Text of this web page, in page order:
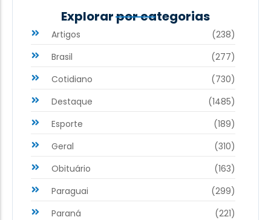
Explorar por categorias
Artigos
(238)
Brasil
(277)
Cotidiano
(730)
Destaque
(1485)
Esporte
(189)
Geral
(310)
Obituário
(163)
Paraguai
(299)
Paraná
(221)